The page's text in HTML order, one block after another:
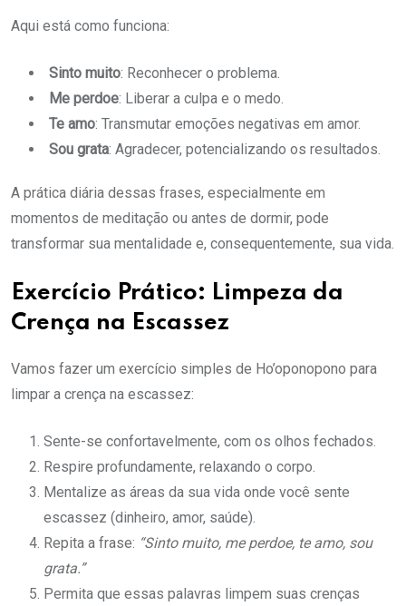
Aqui está como funciona:
Sinto muito: Reconhecer o problema.
Me perdoe: Liberar a culpa e o medo.
Te amo: Transmutar emoções negativas em amor.
Sou grata: Agradecer, potencializando os resultados.
A prática diária dessas frases, especialmente em
momentos de meditação ou antes de dormir, pode
transformar sua mentalidade e, consequentemente, sua vida.
Exercício Prático: Limpeza da
Crença na Escassez
Vamos fazer um exercício simples de Ho’oponopono para
limpar a crença na escassez:
Sente-se confortavelmente, com os olhos fechados.
Respire profundamente, relaxando o corpo.
Mentalize as áreas da sua vida onde você sente
escassez (dinheiro, amor, saúde).
Repita a frase: “Sinto muito, me perdoe, te amo, sou
grata.”
Permita que essas palavras limpem suas crenças